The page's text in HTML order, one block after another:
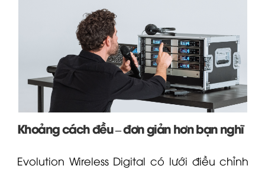
Khoảng cách đều – đơn giản hơn bạn nghĩ
Evolution Wireless Digital có lưới điều chỉnh